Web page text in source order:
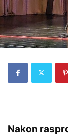
Nakon